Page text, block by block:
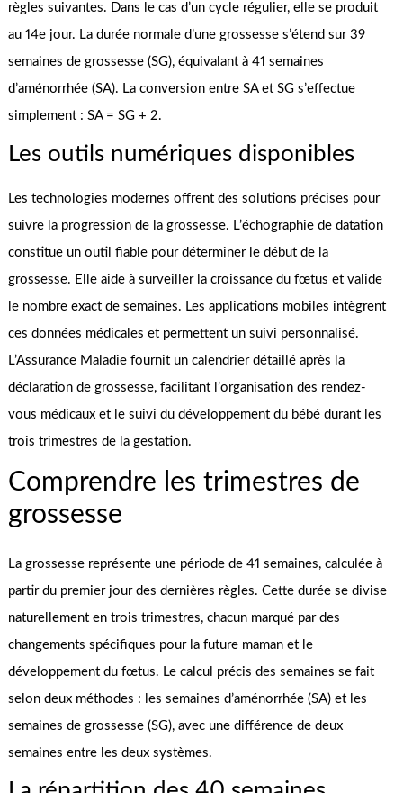
règles suivantes. Dans le cas d’un cycle régulier, elle se produit
au 14e jour. La durée normale d’une grossesse s’étend sur 39
semaines de grossesse (SG), équivalant à 41 semaines
d’aménorrhée (SA). La conversion entre SA et SG s’effectue
simplement : SA = SG + 2.
Les outils numériques disponibles
Les technologies modernes offrent des solutions précises pour
suivre la progression de la grossesse. L’échographie de datation
constitue un outil fiable pour déterminer le début de la
grossesse. Elle aide à surveiller la croissance du fœtus et valide
le nombre exact de semaines. Les applications mobiles intègrent
ces données médicales et permettent un suivi personnalisé.
L’Assurance Maladie fournit un calendrier détaillé après la
déclaration de grossesse, facilitant l’organisation des rendez-
vous médicaux et le suivi du développement du bébé durant les
trois trimestres de la gestation.
Comprendre les trimestres de
grossesse
La grossesse représente une période de 41 semaines, calculée à
partir du premier jour des dernières règles. Cette durée se divise
naturellement en trois trimestres, chacun marqué par des
changements spécifiques pour la future maman et le
développement du fœtus. Le calcul précis des semaines se fait
selon deux méthodes : les semaines d’aménorrhée (SA) et les
semaines de grossesse (SG), avec une différence de deux
semaines entre les deux systèmes.